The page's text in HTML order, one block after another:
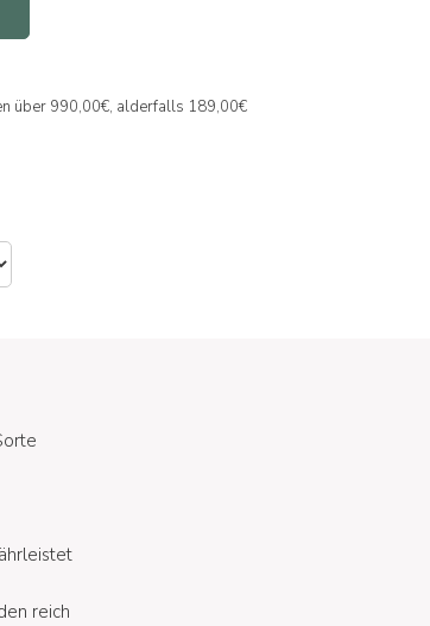
über 990,00€, alderfalls 189,00€
reich